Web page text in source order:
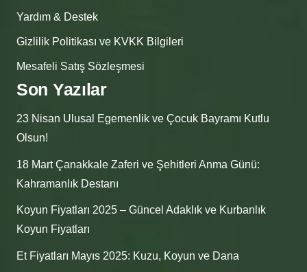
Yardım & Destek
Gizlilik Politikası ve KVKK Bilgileri
Mesafeli Satış Sözleşmesi
Son Yazılar
23 Nisan Ulusal Egemenlik ve Çocuk Bayramı Kutlu
Olsun!
18 Mart Çanakkale Zaferi ve Şehitleri Anma Günü:
Kahramanlık Destanı
Koyun Fiyatları 2025 – Güncel Adaklık ve Kurbanlık
Koyun Fiyatları
Et Fiyatları Mayıs 2025: Kuzu, Koyun ve Dana